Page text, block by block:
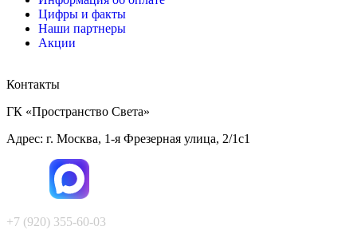
Цифры и факты
Наши партнеры
Акции
Контакты
ГК «Пространство Света»
Адрес: г. Москва, 1-я Фрезерная улица, 2/1с1
+7 (920) 355-60-03